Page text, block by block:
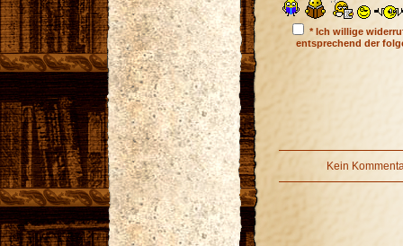
* Ich willige
entsprechend der
Kein